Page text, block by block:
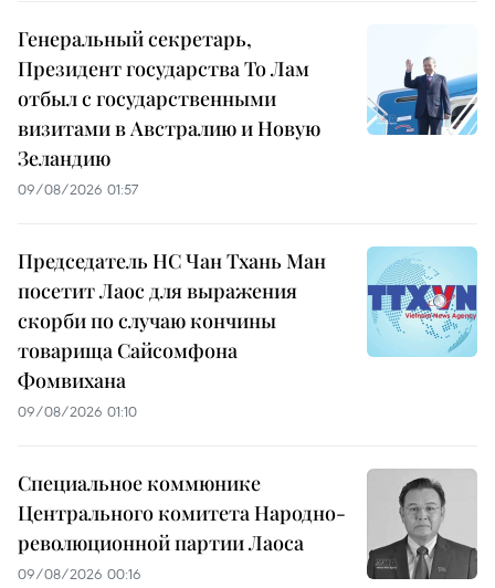
Генеральный секретарь,
Президент государства То Лам
отбыл с государственными
визитами в Австралию и Новую
Зеландию
09/08/2026 01:57
Председатель НС Чан Тхань Ман
посетит Лаос для выражения
скорби по случаю кончины
товарища Сайсомфона
Фомвихана
09/08/2026 01:10
Специальное коммюнике
Центрального комитета Народно-
революционной партии Лаоса
09/08/2026 00:16